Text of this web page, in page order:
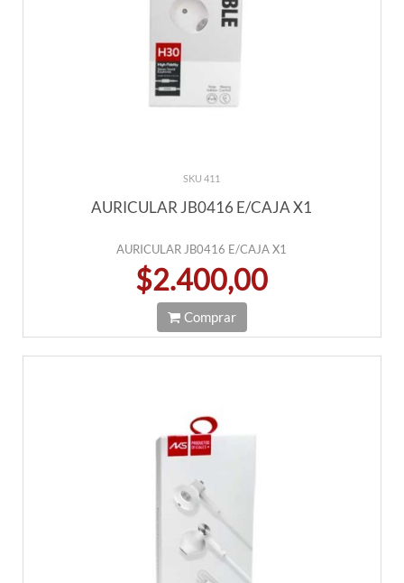
SKU 411
AURICULAR JB0416 E/CAJA X1
AURICULAR JB0416 E/CAJA X1
$2.400,00
Comprar